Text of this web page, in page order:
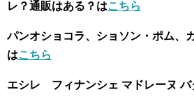
レ？通販はある？はこちら
パンオショコラ、ショソン・ポム、
はこちら
エシレ フィナンシェ マドレーヌ バ